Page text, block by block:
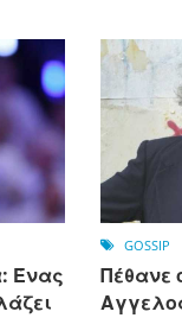
Ένας
GOSSIP
Πέθανε